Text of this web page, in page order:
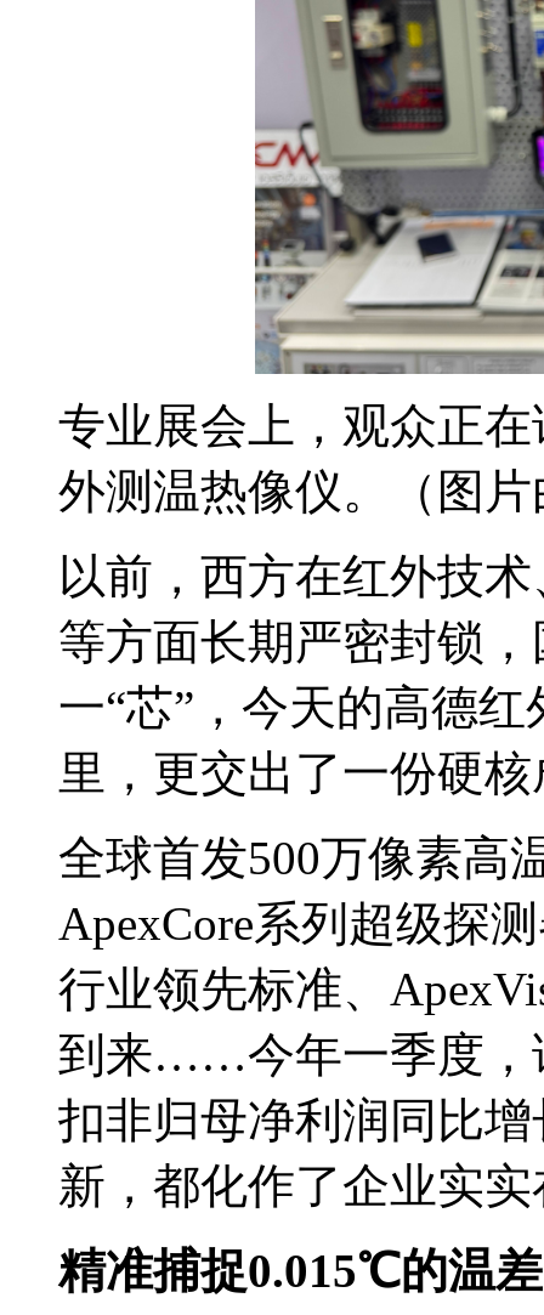
专业展会上，观众正
外测温热像仪。（图
以前，西方在红外技
等方面长期严密封锁
一“芯”，今天的高德
里，更交出了一份硬
全球首发500万像素高
ApexCore系列超级探
行业领先标准、
到来……今年一季度，
扣非归母净利润同比
新，都化作了企业实
精准捕捉0.015℃的温差